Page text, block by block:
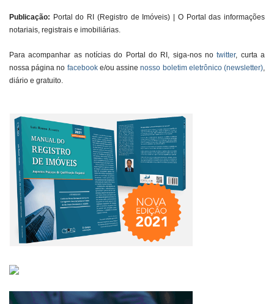
Publicação: Portal do RI (Registro de Imóveis) | O Portal das informações
notariais, registrais e imobiliárias.
Para acompanhar as notícias do Portal do RI, siga-nos notwitter, curta a
nossa página no facebooke/ou assinenosso boletim eletrônico (newsletter)
diário e gratuito.